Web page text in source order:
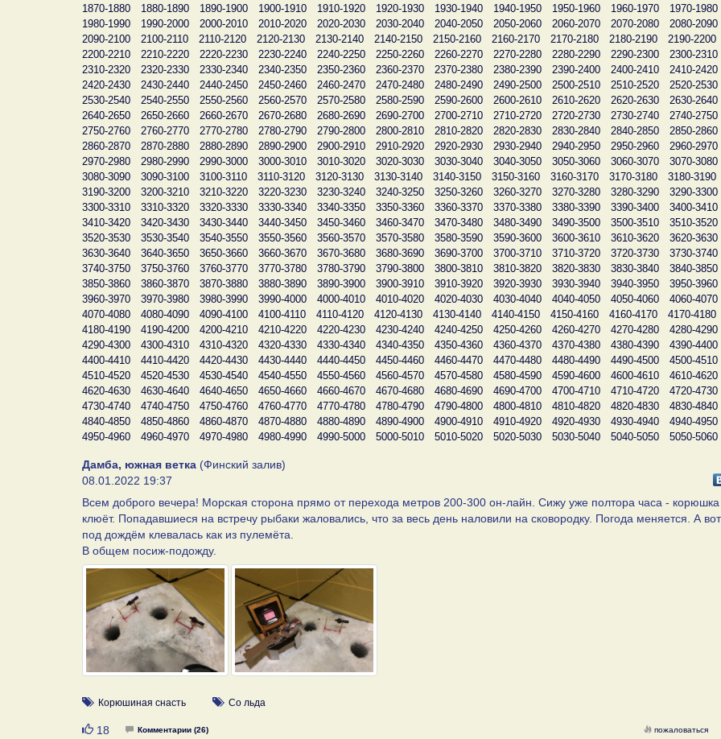
1870-1880
1880-1890 1890-1900 1900-1910 1910-1920 1920-1930 1930-1940 1940-1950 1950-1960 1960-1970
1970-1980
1980-1990
1990-2000 2000-2010 2010-2020 2020-2030 2030-2040 2040-2050 2050-2060 2060-2070 2070-2080
2080-2090
2090-2100
2100-2110 2110-2120 2120-2130 2130-2140 2140-2150 2150-2160 2160-2170 2170-2180 2180-2190
2190-2200
2200-2210
2210-2220 2220-2230 2230-2240 2240-2250 2250-2260 2260-2270 2270-2280 2280-2290 2290-2300
2300-2310
2310-2320
2320-2330 2330-2340 2340-2350 2350-2360 2360-2370 2370-2380 2380-2390 2390-2400 2400-2410
2410-2420
2420-2430
2430-2440 2440-2450 2450-2460 2460-2470 2470-2480 2480-2490 2490-2500 2500-2510 2510-2520
2520-2530
2530-2540
2540-2550 2550-2560 2560-2570 2570-2580 2580-2590 2590-2600 2600-2610 2610-2620 2620-2630
2630-2640
2640-2650
2650-2660 2660-2670 2670-2680 2680-2690 2690-2700 2700-2710 2710-2720 2720-2730 2730-2740
2740-2750
2750-2760
2760-2770 2770-2780 2780-2790 2790-2800 2800-2810 2810-2820 2820-2830 2830-2840 2840-2850
2850-2860
2860-2870
2870-2880 2880-2890 2890-2900 2900-2910 2910-2920 2920-2930 2930-2940 2940-2950 2950-2960
2960-2970
2970-2980
2980-2990 2990-3000 3000-3010 3010-3020 3020-3030 3030-3040 3040-3050 3050-3060 3060-3070
3070-3080
3080-3090
3090-3100 3100-3110 3110-3120 3120-3130 3130-3140 3140-3150 3150-3160 3160-3170 3170-3180
3180-3190
3190-3200
3200-3210 3210-3220 3220-3230 3230-3240 3240-3250 3250-3260 3260-3270 3270-3280 3280-3290
3290-3300
3300-3310
3310-3320 3320-3330 3330-3340 3340-3350 3350-3360 3360-3370 3370-3380 3380-3390 3390-3400
3400-3410
3410-3420
3420-3430 3430-3440 3440-3450 3450-3460 3460-3470 3470-3480 3480-3490 3490-3500 3500-3510
3510-3520
3520-3530
3530-3540 3540-3550 3550-3560 3560-3570 3570-3580 3580-3590 3590-3600 3600-3610 3610-3620
3620-3630
3630-3640
3640-3650 3650-3660 3660-3670 3670-3680 3680-3690 3690-3700 3700-3710 3710-3720 3720-3730
3730-3740
3740-3750
3750-3760 3760-3770 3770-3780 3780-3790 3790-3800 3800-3810 3810-3820 3820-3830 3830-3840
3840-3850
3850-3860
3860-3870 3870-3880 3880-3890 3890-3900 3900-3910 3910-3920 3920-3930 3930-3940 3940-3950
3950-3960
3960-3970
3970-3980 3980-3990 3990-4000 4000-4010 4010-4020 4020-4030 4030-4040 4040-4050 4050-4060
4060-4070
4070-4080
4080-4090 4090-4100 4100-4110 4110-4120 4120-4130 4130-4140 4140-4150 4150-4160 4160-4170
4170-4180
4180-4190
4190-4200 4200-4210 4210-4220 4220-4230 4230-4240 4240-4250 4250-4260 4260-4270 4270-4280
4280-4290
4290-4300
4300-4310 4310-4320 4320-4330 4330-4340 4340-4350 4350-4360 4360-4370 4370-4380 4380-4390
4390-4400
4400-4410
4410-4420 4420-4430 4430-4440 4440-4450 4450-4460 4460-4470 4470-4480 4480-4490 4490-4500
4500-4510
4510-4520
4520-4530 4530-4540 4540-4550 4550-4560 4560-4570 4570-4580 4580-4590 4590-4600 4600-4610
4610-4620
4620-4630
4630-4640 4640-4650 4650-4660 4660-4670 4670-4680 4680-4690 4690-4700 4700-4710 4710-4720
4720-4730
4730-4740
4740-4750 4750-4760 4760-4770 4770-4780 4780-4790 4790-4800 4800-4810 4810-4820 4820-4830
4830-4840
4840-4850
4850-4860 4860-4870 4870-4880 4880-4890 4890-4900 4900-4910 4910-4920 4920-4930 4930-4940
4940-4950
4950-4960
4960-4970 4970-4980 4980-4990 4990-5000 5000-5010 5010-5020 5020-5030 5030-5040 5040-5050 5050-5060
Дамба, южная ветка (Финский залив)
08.01.2022 19:37
Всем доброго вечера! Морская сторона прямо от перехода метров 200-300 он-лайн. Сижу уже полтора часа -
клюёт. Попадавшиеся на встречу рыбаки жаловались, что за весь день наловили на сковородку. Погода меняется. А
под дождём клевалась как из пулемёта.
В общем посиж-подожду.
Корюшиная снасть Со льда
Нравится
18 Комментарии (26) пожаловаться